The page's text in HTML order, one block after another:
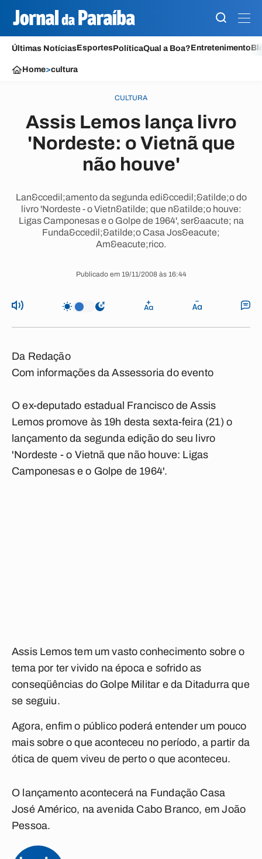
Últimas NotíciasEsportesPolíticaQual a Boa?Entretenimento
Home>cultura
CULTURA
Assis Lemos lança livro
'Nordeste: o Vietnã que
não houve'
Lan&ccedil;amento da segunda edi&ccedil;&atilde;o do
livro 'Nordeste - o Vietn&atilde; que n&atilde;o houve:
Ligas Camponesas e o Golpe de 1964', ser&aacute; na
Funda&ccedil;&atilde;o Casa Jos&eacute;
Am&eacute;rico.
Publicado em 19/11/2008 às 16:44
Da Redação
Com informações da Assessoria do evento
O ex-deputado estadual Francisco de Assis
Lemos promove às 19h desta sexta-feira (21) o
lançamento da segunda edição do seu livro
'Nordeste - o Vietnã que não houve: Ligas
Camponesas e o Golpe de 1964'.
Assis Lemos tem um vasto conhecimento sobre o
tema por ter vivido na época e sofrido as
conseqüências do Golpe Militar e da Ditadurra que
se seguiu.
Agora, enfim o público poderá entender um pouco
mais sobre o que aconteceu no período, a partir da
ótica de quem viveu de perto o que aconteceu.
O lançamento acontecerá na Fundação Casa
José Américo, na avenida Cabo Branco, em João
Pessoa.